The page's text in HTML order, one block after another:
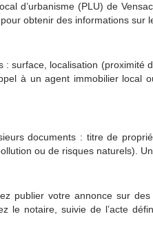
d’urbanisme (PLU) de
obtenir des informations sur
surface, localisation
à un agent immobilier
documents : titre de
ou de risques naturels).
publier votre annonce sur
le notaire, suivie de l’acte